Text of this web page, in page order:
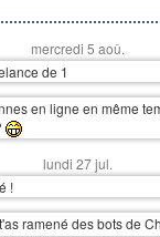
mercredi 5 aoû.
de 1
en ligne en même
lundi 27 jul.
!
ramené des bots de